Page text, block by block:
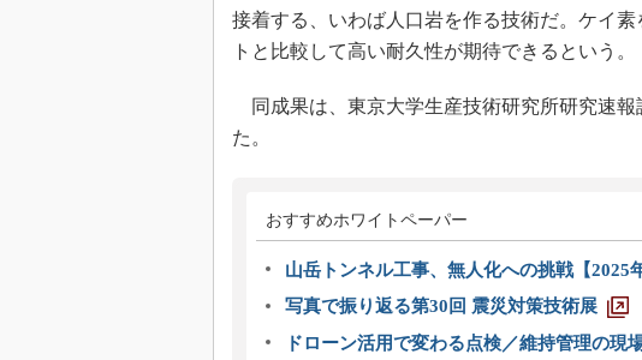
接着する、いわば人口岩を作る技術だ。ケイ
トと比較して高い耐久性が期待できるという。
同成果は、東京大学生産技術研究所研究速報
た。
おすすめホワイトペーパー
山岳トンネル工事、無人化への挑戦【2025
写真で振り返る第30回 震災対策技術展
ドローン活用で変わる点検／維持管理の現